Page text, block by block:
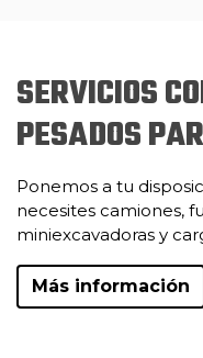
SERVICIOS
PESADOS
Ponemos a tu
necesites camiones,
miniexcavadoras y
Más información